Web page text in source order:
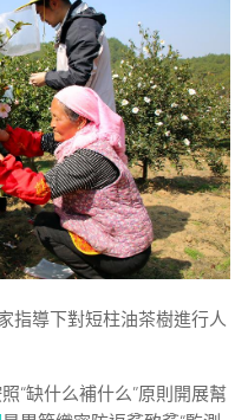
指導下對短柱油茶樹進行人
“缺什么補什么”原則開展幫